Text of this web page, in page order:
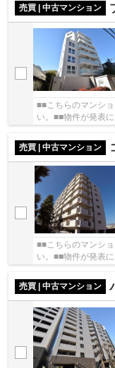
売買 | 中古マンション
■■こちらのマンシ
い。■■物件が発表
売買 | 中古マンション
■■こちらのマンシ
い。■■物件が発表
売買 | 中古マンション